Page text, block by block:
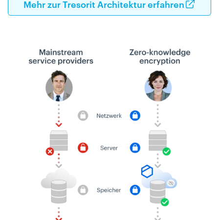
Mehr zur Tresorit Architektur erfahren